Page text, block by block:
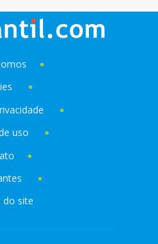
uso
do site